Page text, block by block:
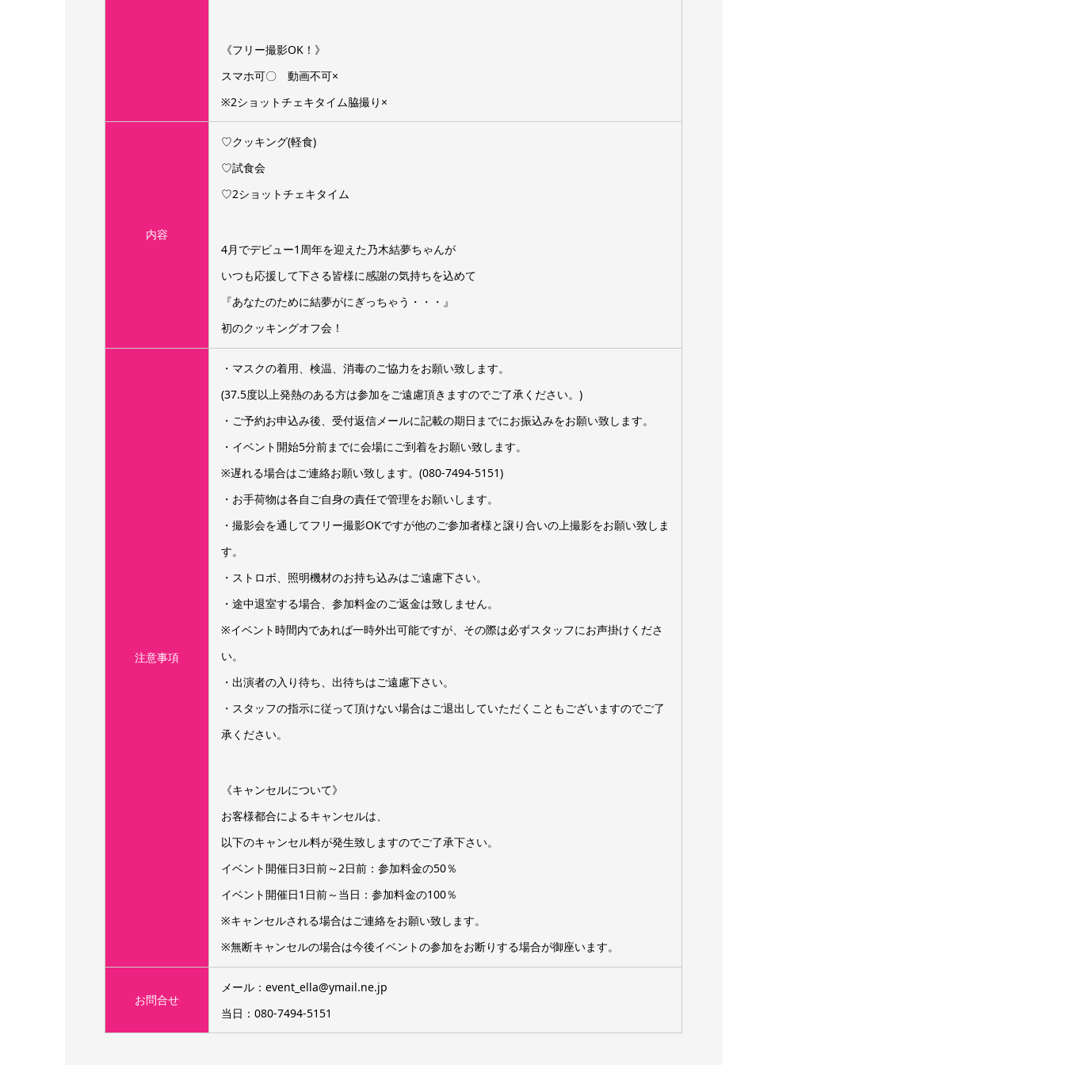
《フリー撮影OK！》
スマホ可〇 動画不可×
※2ショットチェキタイム脇撮り×
内容
♡クッキング(軽食)
♡試食会
♡2ショットチェキタイム
4月でデビュー1周年を迎えた乃木結夢ちゃんが
いつも応援して下さる皆様に感謝の気持ちを込めて
『あなたのために結夢がにぎっちゃう・・・』
初のクッキングオフ会！
注意事項
・マスクの着用、検温、消毒のご協力をお願い致します。
(37.5度以上発熱のある方は参加をご遠慮頂きますのでご了承ください。)
・ご予約お申込み後、受付返信メールに記載の期日までにお振込みをお願い致します。
・イベント開始5分前までに会場にご到着をお願い致します。
※遅れる場合はご連絡お願い致します。(080-7494-5151)
・お手荷物は各自ご自身の責任で管理をお願いします。
・撮影会を通してフリー撮影OKですが他のご参加者様と譲り合いの上撮影をお願い致しま
す。
・ストロボ、照明機材のお持ち込みはご遠慮下さい。
・途中退室する場合、参加料金のご返金は致しません。
※イベント時間内であれば一時外出可能ですが、その際は必ずスタッフにお声掛けくださ
い。
・出演者の入り待ち、出待ちはご遠慮下さい。
・スタッフの指示に従って頂けない場合はご退出していただくこともございますのでご了
承ください。
《キャンセルについて》
お客様都合によるキャンセルは、
以下のキャンセル料が発生致しますのでご了承下さい。
イベント開催日3日前～2日前：参加料金の50％
イベント開催日1日前～当日：参加料金の100％
※キャンセルされる場合はご連絡をお願い致します。
※無断キャンセルの場合は今後イベントの参加をお断りする場合が御座います。
お問合せ
メール：event_ella@ymail.ne.jp
当日：080-7494-5151